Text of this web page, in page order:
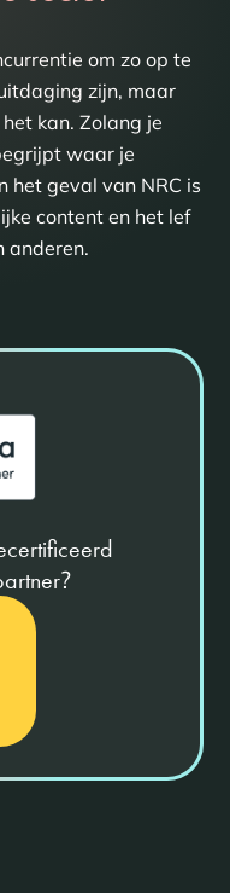
om zo op te
zijn, maar
kan. Zolang je
waar je
het geval van NRC is
content en het lef
anderen.
?